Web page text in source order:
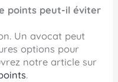
points peut-il éviter
Un avocat peut
options pour
notre article sur
.